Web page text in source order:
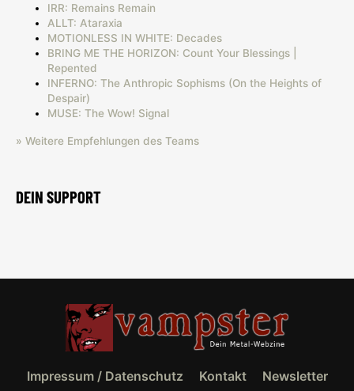
IRR: Remains Remain
ALLT: Ataraxia
MOTIONLESS IN WHITE: Decades
BRING ME THE HORIZON: Count Your Blessings |
Repented
INFERNO: The Anthropic Sophisms (On the Heights of
Despair)
MUSE: The Wow! Signal
» Weitere Empfehlungen des Teams
DEIN SUPPORT
Impressum / Datenschutz Kontakt Newsletter